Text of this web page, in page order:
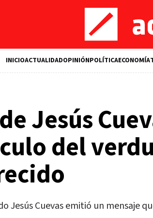
INICIOACTUALIDADOPINIÓNPOLÍTICAECONOMÍA
Jesús
del
Jesús Cuevas emitió un mensaje